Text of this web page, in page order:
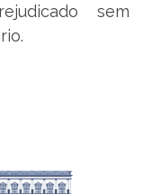
sem